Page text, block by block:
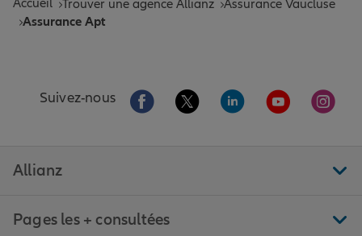
Trouver une agence Allianz Assurance Vaucluse
Assurance Apt
Suivez-nous Aller sur la page Facebook de Allianz
Aller sur la page Twitter de
Aller sur la page
Aller sur la
Aller
Allianz
Pages les + consultées